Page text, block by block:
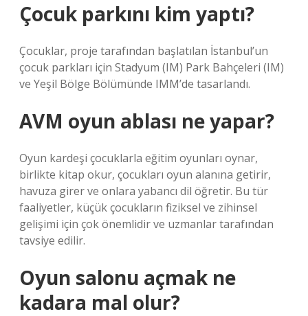
Çocuk parkını kim yaptı?
Çocuklar, proje tarafından başlatılan İstanbul’un
çocuk parkları için Stadyum (IM) Park Bahçeleri (IM)
ve Yeşil Bölge Bölümünde IMM’de tasarlandı.
AVM oyun ablası ne yapar?
Oyun kardeşi çocuklarla eğitim oyunları oynar,
birlikte kitap okur, çocukları oyun alanına getirir,
havuza girer ve onlara yabancı dil öğretir. Bu tür
faaliyetler, küçük çocukların fiziksel ve zihinsel
gelişimi için çok önemlidir ve uzmanlar tarafından
tavsiye edilir.
Oyun salonu açmak ne
kadara mal olur?